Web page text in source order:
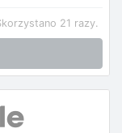
21 razy.